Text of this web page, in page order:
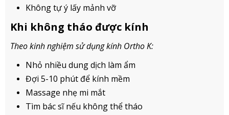
Không tự ý lấy mảnh vỡ
Khi không tháo được kính
Theo kinh nghiệm sử dụng kính Ortho K:
Nhỏ nhiều dung dịch làm ẩm
Đợi 5-10 phút để kính mềm
Massage nhẹ mi mắt
Tìm bác sĩ nếu không thể tháo